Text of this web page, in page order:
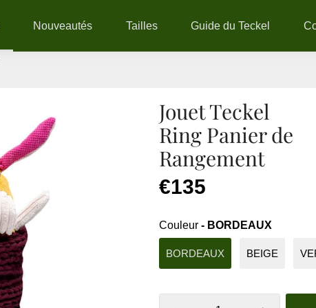
Nouveautés Tailles Guide du Teckel
Jouet Teckel
Ring Panier de
Rangement
€135
Couleur - BORDEAUX
BORDEAUX BEIGE